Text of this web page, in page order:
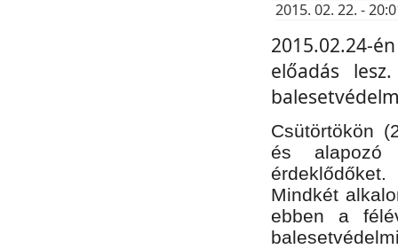
2015. 02. 22. -
2015.02.24-
előadás
Csütörtökön
és alapozó
érdeklődőket.
Mindkét
ebben a